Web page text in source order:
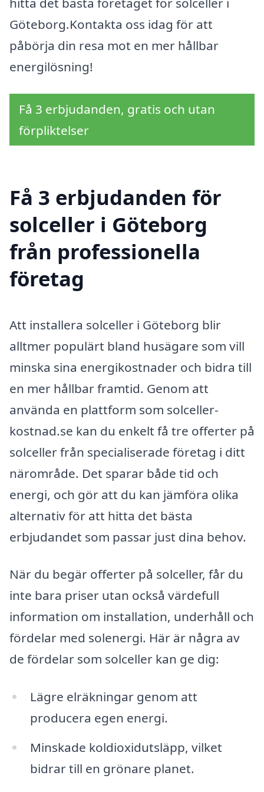
Göteborg.Kontakta oss idag för att
påbörja din resa mot en mer hållbar
energilösning!
Få 3 erbjudanden, gratis och utan
förpliktelser
Få 3 erbjudanden för
solceller i Göteborg
från professionella
företag
Att installera solceller i Göteborg blir
alltmer populärt bland husägare som vill
minska sina energikostnader och bidra till
en mer hållbar framtid. Genom att
använda en plattform som solceller-
kostnad.se kan du enkelt få tre offerter på
solceller från specialiserade företag i ditt
närområde. Det sparar både tid och
energi, och gör att du kan jämföra olika
alternativ för att hitta det bästa
erbjudandet som passar just dina behov.
När du begär offerter på solceller, får du
inte bara priser utan också värdefull
information om installation, underhåll och
fördelar med solenergi. Här är några av
de fördelar som solceller kan ge dig:
Lägre elräkningar genom att
producera egen energi.
Minskade koldioxidutsläpp, vilket
bidrar till en grönare planet.